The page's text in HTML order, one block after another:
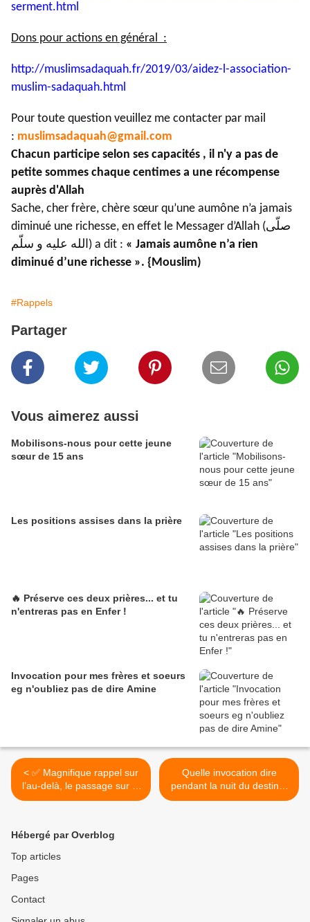
serment.html
Dons pour actions en général :
http://muslimsadaquah.fr/2019/03/aidez-l-association-
muslim-sadaquah.html
Pour toute question veuillez me contacter par mail
: muslimsadaquah@gmail.com
Chacun participe selon ses capacités , il n'y a pas de
petite sommes chaque centimes a une récompense
auprès d'Allah
Sache, cher frère, chère sœur qu’une aumône n’a jamais
diminué une richesse, en effet le Messager d’Allah (صلّى
الله عليه و سلّم) a dit : « Jamais aumône n’a rien
diminué d’une richesse ». {Mouslim)
#Rappels
Partager
Vous aimerez aussi
Mobilisons-nous pour cette jeune
sœur de 15 ans
Les positions assises dans la prière
🔥 Préserve ces deux prières... et tu
n'entreras pas en Enfer !
Invocation pour mes frères et soeurs
eg n'oubliez pas de dire Amine
< ✅ Magnifique rappel sur
l’au-delà, le passage sur le
pont Sirat, le jugement
Quelle invocation dire
pendant la nuit du destin ❓
>
Hébergé par Overblog
Top articles
Pages
Contact